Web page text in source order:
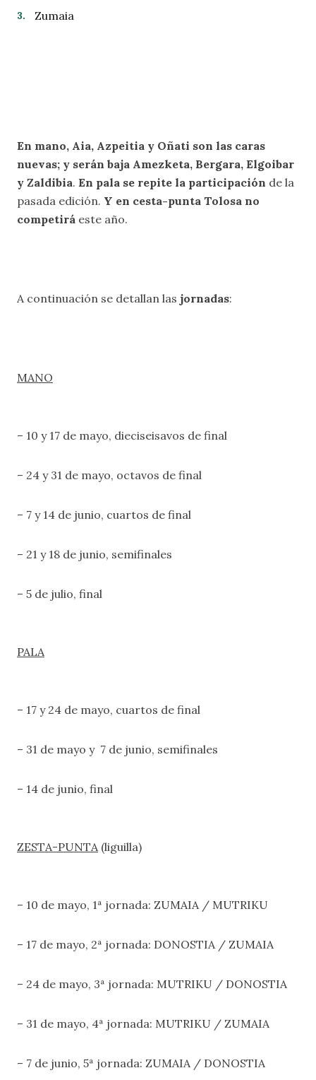
Zumaia
En mano, Aia, Azpeitia y Oñati son las caras
nuevas; y serán baja Amezketa, Bergara, Elgoibar
y Zaldibia. En pala se repite la participación de la
pasada edición. Y en cesta-punta Tolosa no
competirá este año.
A continuación se detallan las jornadas:
MANO
– 10 y 17 de mayo, dieciseisavos de final
– 24 y 31 de mayo, octavos de final
– 7 y 14 de junio, cuartos de final
– 21 y 18 de junio, semifinales
– 5 de julio, final
PALA
– 17 y 24 de mayo, cuartos de final
– 31 de mayo y 7 de junio, semifinales
– 14 de junio, final
ZESTA-PUNTA(liguilla)
– 10 de mayo, 1ª jornada: ZUMAIA / MUTRIKU
– 17 de mayo, 2ª jornada: DONOSTIA / ZUMAIA
– 24 de mayo, 3ª jornada: MUTRIKU / DONOSTIA
– 31 de mayo, 4ª jornada: MUTRIKU / ZUMAIA
– 7 de junio, 5ª jornada: ZUMAIA / DONOSTIA